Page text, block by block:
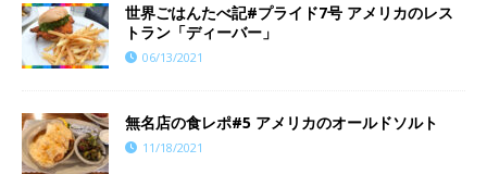
世界ごはんたべ記#プライド7号 アメリカのレス
トラン「ディーバー」
06/13/2021
​​無名店の食レポ#5 アメリカのオールドソルト
11/18/2021